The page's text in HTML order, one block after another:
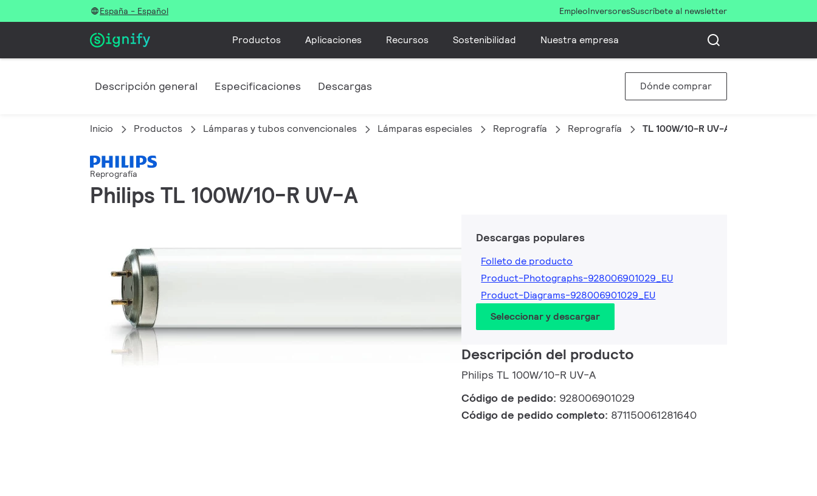
España - Español EmpleoInversoresSuscríbete al newsletter
Productos Aplicaciones Recursos Sostenibilidad Nuestra empresa
Descripción general Especificaciones Descargas Dónde comprar
Inicio Productos Lámparas y tubos convencionales Lámparas especiales Reprografía Reprografía TL 100W/10-R UV-A
Reprografía
Philips TL 100W/10-R UV-A
Descargas populares
Folleto de producto
Product-Photographs-928006901029_EU
Product-Diagrams-928006901029_EU
Seleccionar y descargar
Descripción del producto
Philips TL 100W/10-R UV-A
Código de pedido: 928006901029
Código de pedido completo: 871150061281640